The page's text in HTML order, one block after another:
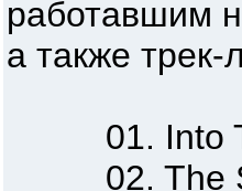
работавшим
а также
01. Into
02. The